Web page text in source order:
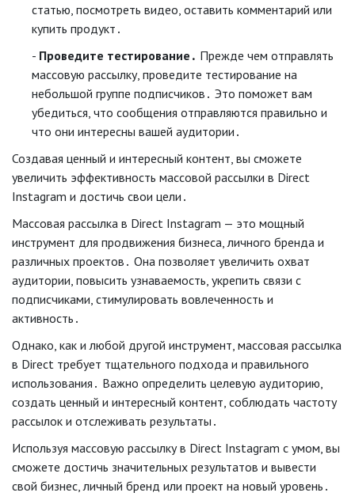
статью, посмотреть видео, оставить комментарий или
купить продукт․
Проведите тестирование․ Прежде чем отправлять
массовую рассылку, проведите тестирование на
небольшой группе подписчиков․ Это поможет вам
убедиться, что сообщения отправляются правильно и
что они интересны вашей аудитории․
Создавая ценный и интересный контент, вы сможете
увеличить эффективность массовой рассылки в Direct
Instagram и достичь свои цели․
Массовая рассылка в Direct Instagram — это мощный
инструмент для продвижения бизнеса, личного бренда и
различных проектов․ Она позволяет увеличить охват
аудитории, повысить узнаваемость, укрепить связи с
подписчиками, стимулировать вовлеченность и
активность․
Однако, как и любой другой инструмент, массовая рассылка
в Direct требует тщательного подхода и правильного
использования․ Важно определить целевую аудиторию,
создать ценный и интересный контент, соблюдать частоту
рассылок и отслеживать результаты․
Используя массовую рассылку в Direct Instagram с умом, вы
сможете достичь значительных результатов и вывести
свой бизнес, личный бренд или проект на новый уровень․